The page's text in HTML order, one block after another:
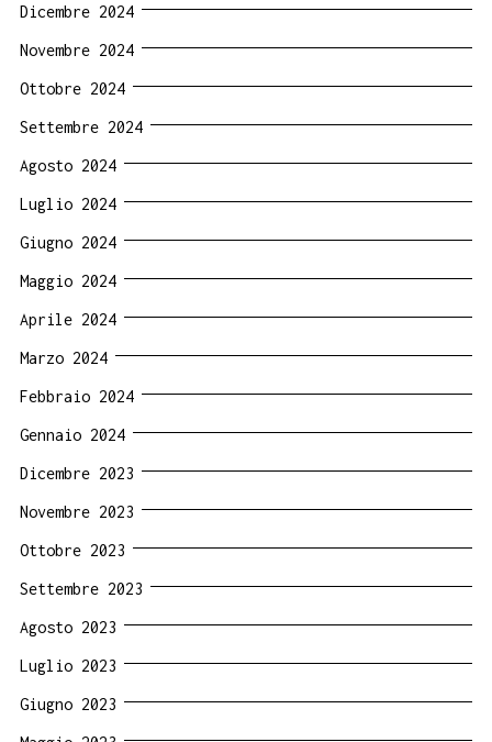
Dicembre 2024
Novembre 2024
Ottobre 2024
Settembre 2024
Agosto 2024
Luglio 2024
Giugno 2024
Maggio 2024
Aprile 2024
Marzo 2024
Febbraio 2024
Gennaio 2024
Dicembre 2023
Novembre 2023
Ottobre 2023
Settembre 2023
Agosto 2023
Luglio 2023
Giugno 2023